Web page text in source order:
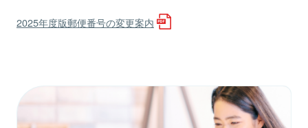
2025年度版郵便番号の変更案内